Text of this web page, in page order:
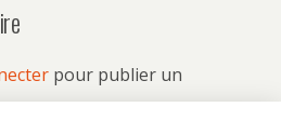
pour publier un